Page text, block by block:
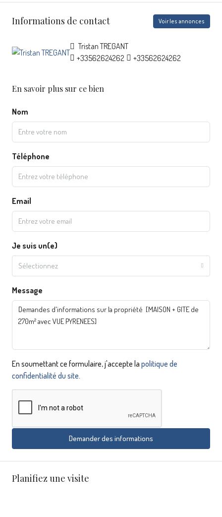
Informations de contact Voir les annonces
Tristan TREGANT
+33562624262
+33562624262
En savoir plus sur ce bien
Nom
Téléphone
Email
Je suis un(e)
Sélectionnez
Message
En soumettant ce formulaire, j'accepte la politique de
confidentialité du site.
Demander des informations
Planifiez une visite